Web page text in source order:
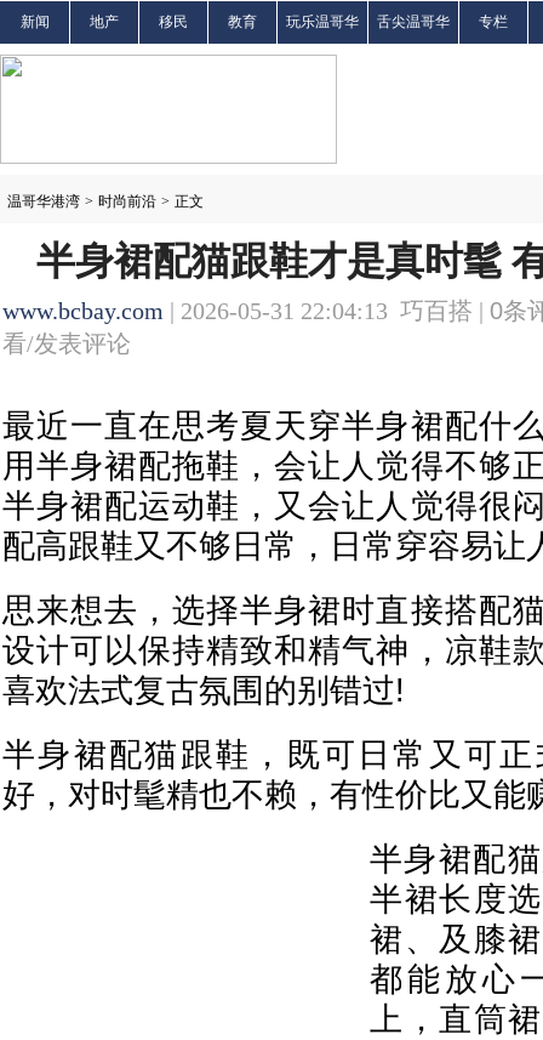
新闻 地产 移民 教育 玩乐温哥华 舌尖温哥华 专栏
温哥华港湾 > 时尚前沿 > 正文
半身裙配猫跟鞋才是真时髦
www.bcbay.com | 2026-05-31 22:04:13 巧百搭 | 0条
看/发表评论
最近一直在思考夏天穿半身裙配什
用半身裙配拖鞋，会让人觉得不够
半身裙配运动鞋，又会让人觉得很
配高跟鞋又不够日常，日常穿容易让
思来想去，选择半身裙时直接搭配
设计可以保持精致和精气神，凉鞋
喜欢法式复古氛围的别错过!
半身裙配猫跟鞋，既可日常又可
好，对时髦精也不赖，有性价比又能
半身裙配
半裙长度
裙、及膝
都能放心
上，直筒